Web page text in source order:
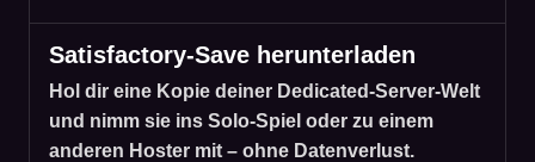
Satisfactory-Save herunterladen
Hol dir eine Kopie deiner Dedicated-Server-Welt
und nimm sie ins Solo-Spiel oder zu einem
anderen Hoster mit – ohne Datenverlust.